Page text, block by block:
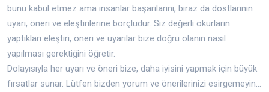
bunu kabul etmez ama insanlar başarılarını, biraz da dostlarının
uyarı, öneri ve eleştirilerine borçludur. Siz değerli okurların
yaptıkları eleştiri, öneri ve uyarılar bize doğru olanın nasıl
yapılması gerektiğini öğretir.
Dolayısıyla her uyarı ve öneri bize, daha iyisini yapmak için büyük
fırsatlar sunar. Lütfen bizden yorum ve önerilerinizi esirgemeyin...